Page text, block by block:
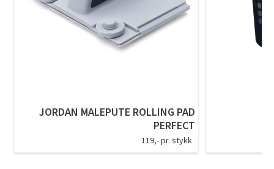
JORDAN MALEPUTE ROLLING PAD
PERFECT
119,- pr. stykk